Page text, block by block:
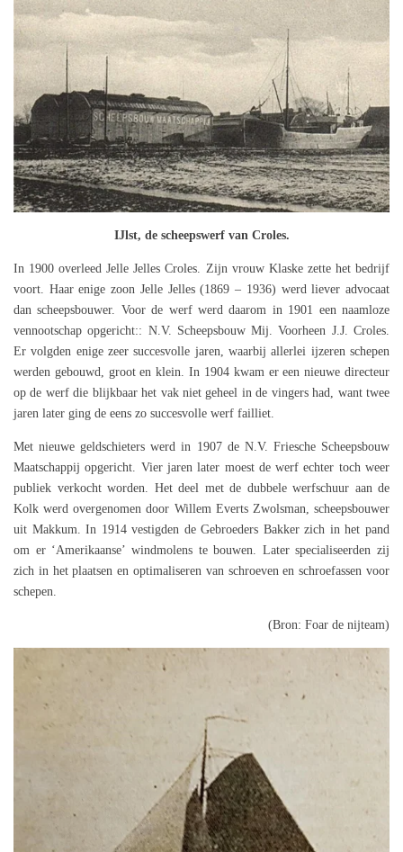
IJlst, de scheepswerf van Croles.
In 1900 overleed Jelle Jelles Croles. Zijn vrouw Klaske zette het bedrijf
voort. Haar enige zoon Jelle Jelles (1869 – 1936) werd liever advocaat
dan scheepsbouwer. Voor de werf werd daarom in 1901 een naamloze
vennootschap opgericht:: N.V. Scheepsbouw Mij. Voorheen J.J. Croles.
Er volgden enige zeer succesvolle jaren, waarbij allerlei ijzeren schepen
werden gebouwd, groot en klein. In 1904 kwam er een nieuwe directeur
op de werf die blijkbaar het vak niet geheel in de vingers had, want twee
jaren later ging de eens zo succesvolle werf failliet.
Met nieuwe geldschieters werd in 1907 de N.V. Friesche Scheepsbouw
Maatschappij opgericht. Vier jaren later moest de werf echter toch weer
publiek verkocht worden. Het deel met de dubbele werfschuur aan de
Kolk werd overgenomen door Willem Everts Zwolsman, scheepsbouwer
uit Makkum. In 1914 vestigden de Gebroeders Bakker zich in het pand
om er ‘Amerikaanse’ windmolens te bouwen. Later specialiseerden zij
zich in het plaatsen en optimaliseren van schroeven en schroefassen voor
schepen.
(Bron: Foar de nijteam)